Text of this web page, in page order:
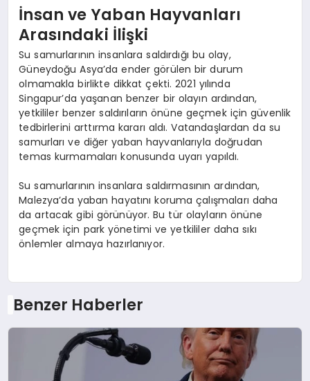
İnsan ve Yaban Hayvanları
Arasındaki İlişki
Su samurlarının insanlara saldırdığı bu olay,
Güneydoğu Asya’da ender görülen bir durum
olmamakla birlikte dikkat çekti. 2021 yılında
Singapur’da yaşanan benzer bir olayın ardından,
yetkililer benzer saldırıların önüne geçmek için güvenlik
tedbirlerini arttırma kararı aldı. Vatandaşlardan da su
samurları ve diğer yaban hayvanlarıyla doğrudan
temas kurmamaları konusunda uyarı yapıldı.
Su samurlarının insanlara saldırmasının ardından,
Malezya’da yaban hayatını koruma çalışmaları daha
da artacak gibi görünüyor. Bu tür olayların önüne
geçmek için park yönetimi ve yetkililer daha sıkı
önlemler almaya hazırlanıyor.
Benzer Haberler